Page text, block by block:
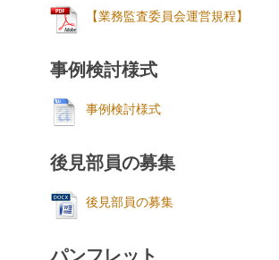
【業務監査委員会運営規程】
事例検討様式
事例検討様式
後見部員の募集
後見部員の募集
パンフレット